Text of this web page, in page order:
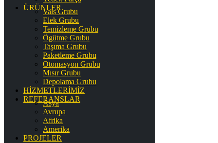
ÜRÜNLER
Vals Grubu
Elek Grubu
Temizleme Grubu
Ögütme Grubu
Taşıma Grubu
Paketleme Grubu
Otomasyon Grubu
Mısır Grubu
Depolama Grubu
HİZMETLERİMİZ
REFERANSLAR
Asya
Avrupa
Afrika
Amerika
PROJELER